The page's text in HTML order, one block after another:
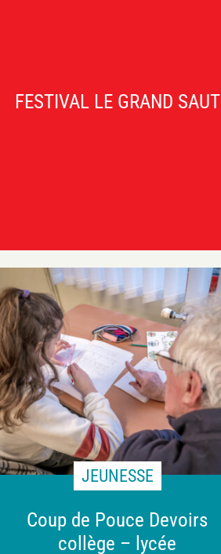
FESTIVAL LE GRAND SAUT
JEUNESSE
Coup de Pouce Devoirs
collège – lycée